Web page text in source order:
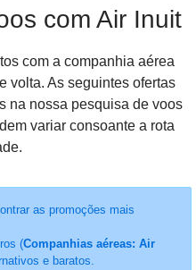
com Air Inuit
com a companhia aérea
volta. As seguintes ofertas
na nossa pesquisa de voos
variar consoante a rota
as promoções mais
(Companhias aéreas: Air
e baratos.